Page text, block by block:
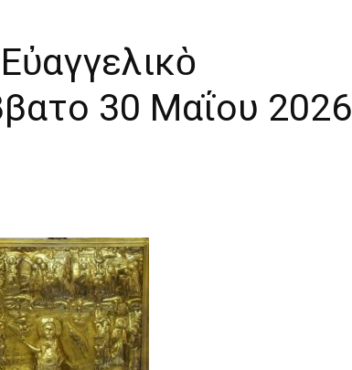
30 Μαΐου 2026